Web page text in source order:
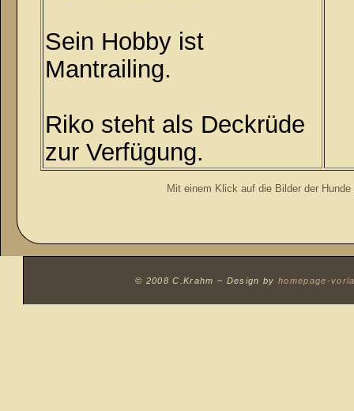
Sein Hobby ist
Mantrailing.
Riko steht als Deckrüde
zur Verfügung.
Mit einem Klick auf die Bilder der
© 2008 C.Krahm ~ Design by homepage-